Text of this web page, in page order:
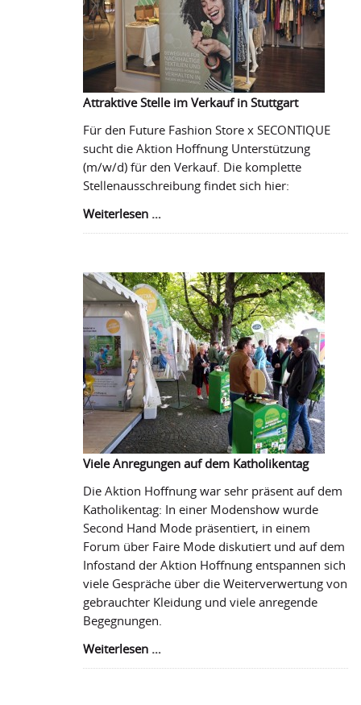
Attraktive Stelle im Verkauf in Stuttgart
Für den Future Fashion Store x SECONTIQUE
sucht die Aktion Hoffnung Unterstützung
(m/w/d) für den Verkauf. Die komplette
Stellenausschreibung findet sich hier:
Weiterlesen …
in
Stuttgart
Viele Anregungen auf dem Katholikentag
Die Aktion Hoffnung war sehr präsent auf dem
Katholikentag: In einer Modenshow wurde
Second Hand Mode präsentiert, in einem
Forum über Faire Mode diskutiert und auf dem
Infostand der Aktion Hoffnung entspannen sich
viele Gespräche über die Weiterverwertung von
gebrauchter Kleidung und viele anregende
Begegnungen.
Weiterlesen …